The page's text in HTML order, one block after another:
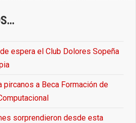
espera el Club Dolores Sopeña
pircanos a Beca Formación de
sorprendieron desde esta